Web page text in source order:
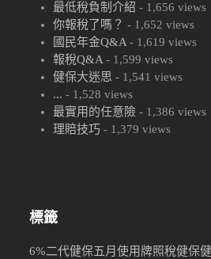
最低稅負制介紹 - 1,656 views
你報稅了嗎？ - 1,652 views
國民年金Q&A - 1,619 views
報稅Q&A - 1,599 views
健保大迷思 - 1,541 views
... - 1,528 views
最實用的任意險 - 1,386 views
理賠技巧 - 1,379 views
標籤
6%二代健保五月使用牌照稅健保